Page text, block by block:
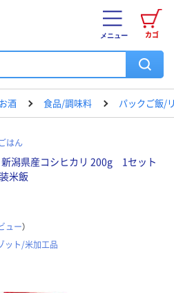
カゴ
メニュー
酒 食品/調味料 パックご飯/
はん
潟県産コシヒカリ 200g 1セット
米飯
ュー）
ット/米加工品